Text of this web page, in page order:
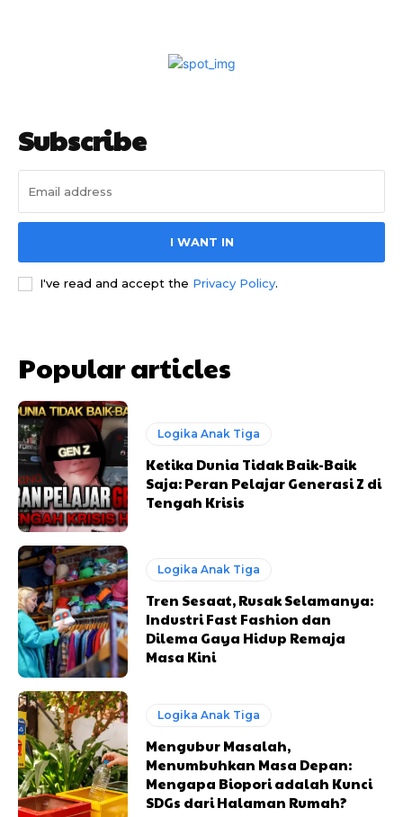
Subscribe
I WANT IN
I've read and accept the Privacy Policy.
Popular articles
Logika Anak Tiga
Ketika Dunia Tidak Baik-Baik
Saja: Peran Pelajar Generasi Z di
Tengah Krisis
Logika Anak Tiga
Tren Sesaat, Rusak Selamanya:
Industri Fast Fashion dan
Dilema Gaya Hidup Remaja
Masa Kini
Logika Anak Tiga
Mengubur Masalah,
Menumbuhkan Masa Depan:
Mengapa Biopori adalah Kunci
SDGs dari Halaman Rumah?